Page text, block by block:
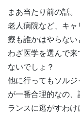
まあ当たり前の話。
老人病院など、キ
療も誰かはやらな
わざ医学を選んで
ないでしょ？
他に行ってもソル
が一番合理的なの
ランスに逃がすわけ